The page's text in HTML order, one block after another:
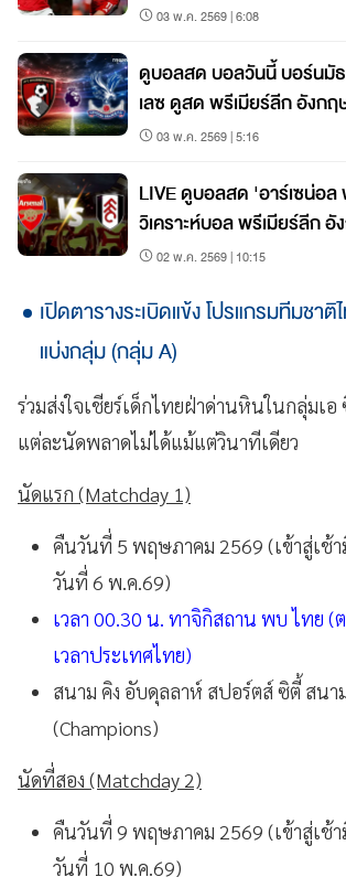
03 พ.ค. 2569 | 6:08
ดูบอลสด บอลวันนี้ บอร์นมั
เลซ ดูสด พรีเมียร์ลีก อังกฤ
03 พ.ค. 2569 | 5:16
LIVE ดูบอลสด 'อาร์เซน่อ
วิเคราะห์บอล พรีเมียร์ลีก อั
02 พ.ค. 2569 | 10:15
เปิดตารางระเบิดแข้ง โปรแกรมทีมชา
แบ่งกลุ่ม (กลุ่ม A)
ร่วมส่งใจเชียร์เด็กไทยฝ่าด่านหินในกลุ่มเอ
แต่ละนัดพลาดไม่ได้แม้แต่วินาทีเดียว
นัดแรก (Matchday 1)
คืนวันที่ 5 พฤษภาคม 2569 (เข้าสู่เช้า
วันที่ 6 พ.ค.69)
เวลา 00.30 น. ทาจิกิสถาน พบ ไทย (
เวลาประเทศไทย)
สนาม คิง อับดุลลาห์ สปอร์ตส์ ซิตี้ สนา
(Champions)
นัดที่สอง (Matchday 2)
คืนวันที่ 9 พฤษภาคม 2569 (เข้าสู่เช้า
วันที่ 10 พ.ค.69)